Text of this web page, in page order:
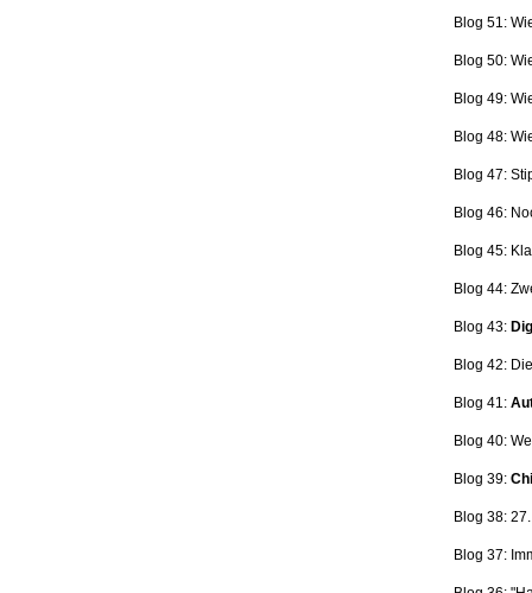
Blog 51:
Blog 50:
Blog 49:
Blog 48:
Blog 47:
Blog 46:
Blog 45:
Blog 44:
Blog 43:
Blog 42:
Blog 41:
Blog 40:
Blog 39:
Blog 38:
Blog 37: